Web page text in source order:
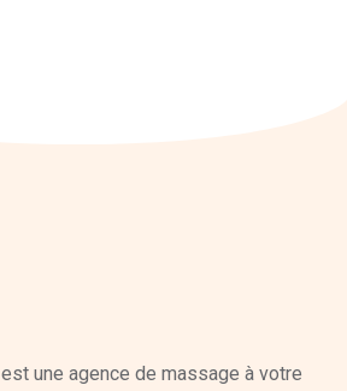
une agence de massage à votre